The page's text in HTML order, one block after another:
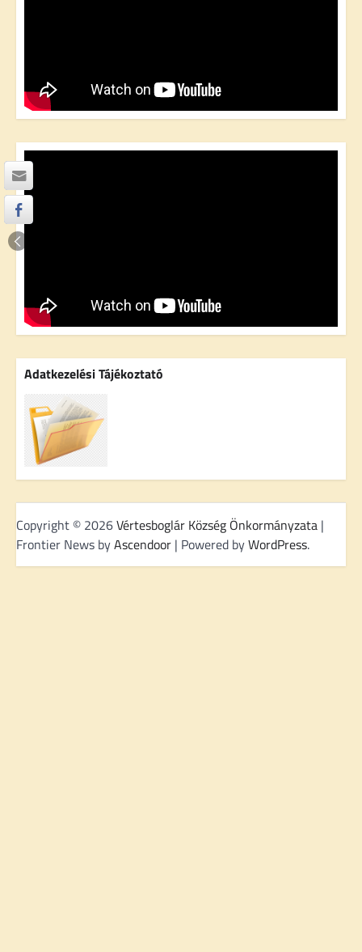
Adatkezelési Tájékoztató
Copyright © 2026Vértesboglár Község Önkormányzata |
Frontier News byAscendoor | Powered byWordPress.